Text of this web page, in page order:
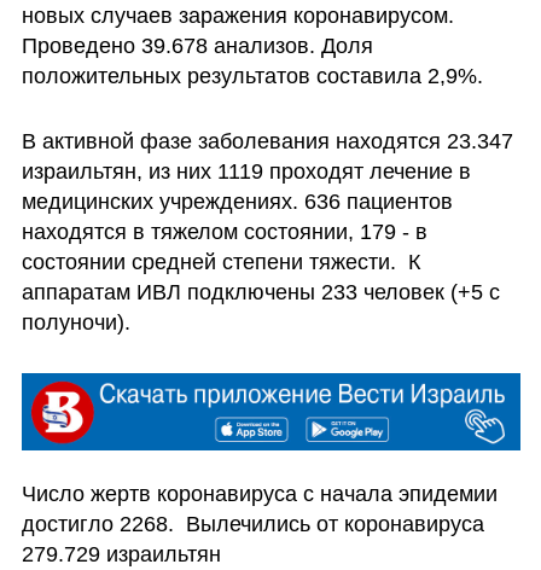
новых случаев заражения коронавирусом.
Проведено 39.678 анализов. Доля
положительных результатов составила 2,9%.
В активной фазе заболевания находятся 23.347
израильтян, из них 1119 проходят лечение в
медицинских учреждениях. 636 пациентов
находятся в тяжелом состоянии, 179 - в
состоянии средней степени тяжести.  К
аппаратам ИВЛ подключены 233 человек (+5 с
полуночи).
Число жертв коронавируса с начала эпидемии
достигло 2268.  Вылечились от коронавируса
279.729 израильтян